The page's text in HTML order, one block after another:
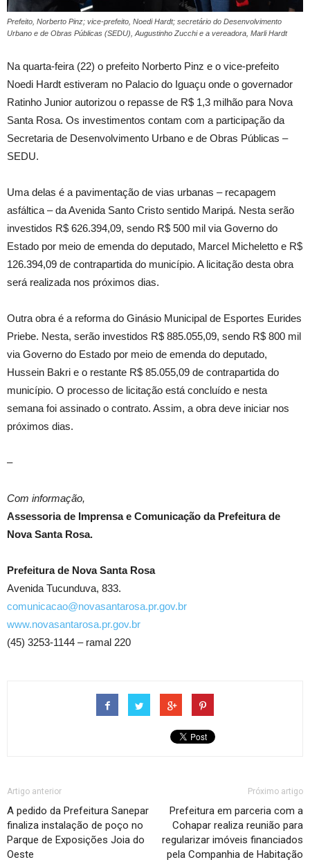
Prefeito, Norberto Pinz; vice-prefeito, Noedi Hardt; secretário do Desenvolvimento
Urbano e de Obras Públicas (SEDU), Augustinho Zucchi e a vereadora, Marli Hardt
Na quarta-feira (22) o prefeito Norberto Pinz e o vice-prefeito
Noedi Hardt estiveram no Palacio do Iguaçu onde o governador
Ratinho Junior autorizou o repasse de R$ 1,3 milhão para Nova
Santa Rosa. Os investimentos contam com a participação da
Secretaria de Desenvolvimento Urbano e de Obras Públicas –
SEDU.
Uma delas é a pavimentação de vias urbanas – recapagem
asfáltica – da Avenida Santo Cristo sentido Maripá. Nesta serão
investidos R$ 626.394,09, sendo R$ 500 mil via Governo do
Estado por meio de emenda do deputado, Marcel Micheletto e R$
126.394,09 de contrapartida do município. A licitação desta obra
será realizada nos próximos dias.
Outra obra é a reforma do Ginásio Municipal de Esportes Eurides
Priebe. Nesta, serão investidos R$ 885.055,09, sendo R$ 800 mil
via Governo do Estado por meio de emenda do deputado,
Hussein Bakri e o restante R$ 85.055,09 de contrapartida do
município. O processo de licitação está concluído e nesta
semana foi assinado o contrato. Assim, a obra deve iniciar nos
próximos dias.
–
Com informação,
Assessoria de Imprensa e Comunicação da Prefeitura de
Nova Santa Rosa.
Prefeitura de Nova Santa Rosa
Avenida Tucunduva, 833.
comunicacao@novasantarosa.pr.gov.br
www.novasantarosa.pr.gov.br
(45) 3253-1144 – ramal 220
Artigo anterior
A pedido da Prefeitura Sanepar
finaliza instalação de poço no
Parque de Exposições Joia do
Oeste
Próximo artigo
Prefeitura em parceria com a
Cohapar realiza reunião para
regularizar imóveis financiados
pela Companhia de Habitação